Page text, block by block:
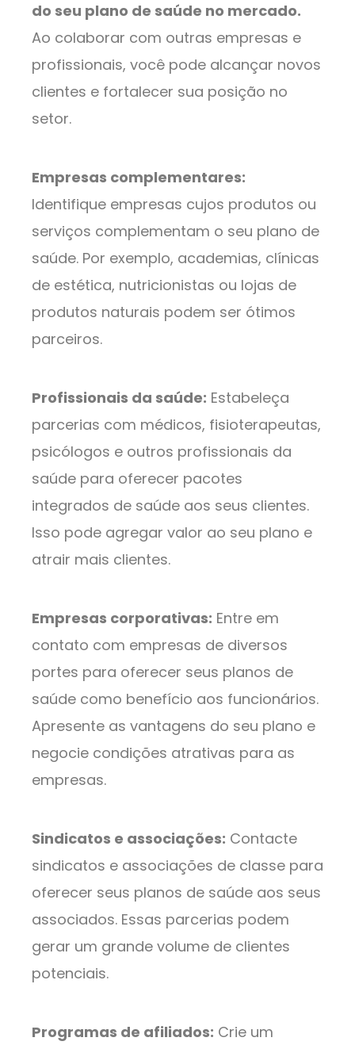
do seu plano de saúde no mercado.
Ao colaborar com outras empresas e
profissionais, você pode alcançar novos
clientes e fortalecer sua posição no
setor.
Empresas complementares:
Identifique empresas cujos produtos ou
serviços complementam o seu plano de
saúde. Por exemplo, academias, clínicas
de estética, nutricionistas ou lojas de
produtos naturais podem ser ótimos
parceiros.
Profissionais da saúde: Estabeleça
parcerias com médicos, fisioterapeutas,
psicólogos e outros profissionais da
saúde para oferecer pacotes
integrados de saúde aos seus clientes.
Isso pode agregar valor ao seu plano e
atrair mais clientes.
Empresas corporativas: Entre em
contato com empresas de diversos
portes para oferecer seus planos de
saúde como benefício aos funcionários.
Apresente as vantagens do seu plano e
negocie condições atrativas para as
empresas.
Sindicatos e associações: Contacte
sindicatos e associações de classe para
oferecer seus planos de saúde aos seus
associados. Essas parcerias podem
gerar um grande volume de clientes
potenciais.
Programas de afiliados: Crie um